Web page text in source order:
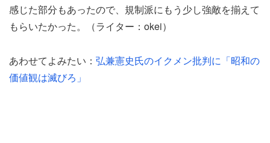
感じた部分もあったので、規制派にもう少し強敵を揃えて
もらいたかった。（ライター：okei）
あわせてよみたい： 弘兼憲史氏のイクメン批判に「昭和の
価値観は滅びろ」